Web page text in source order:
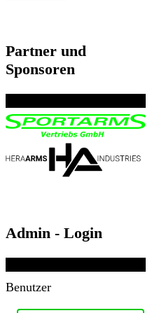
Partner und
Sponsoren
Admin - Login
Benutzer